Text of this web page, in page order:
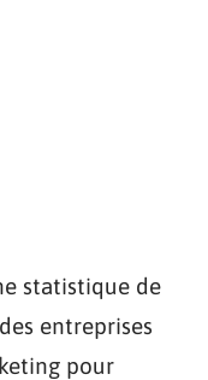
statistique de
entreprises
pour